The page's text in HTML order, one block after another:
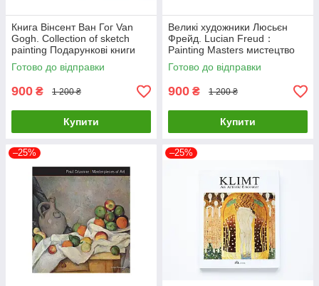
Книга Вінсент Ван Гог Van
Gogh. Collection of sketch
painting Подарункові книги
про мистецтво та живопис
Готово до відправки
900 ₴ 1 200 ₴
Купити
Великі художники Люсьєн
Фрейд. Lucian Freud：
Painting Masters мистецтво
живопис книги для
художників
Готово до відправки
900 ₴ 1 200 ₴
Купити
–25% –25%